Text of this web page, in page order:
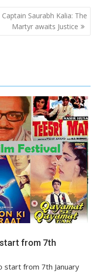
Captain Saurabh Kalia: The
Martyr awaits Justice
from 7th
start from 7th January